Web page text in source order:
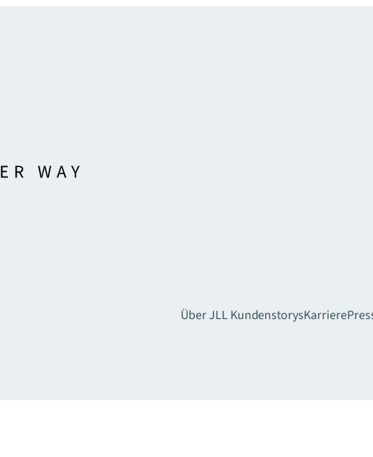
Über JLLKundenstorysKarriere